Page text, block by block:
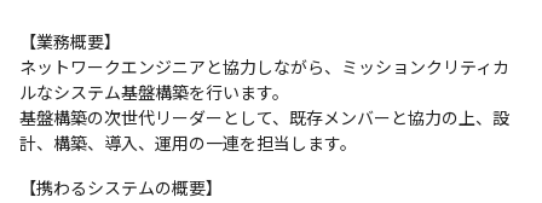
【業務概要】
ネットワークエンジニアと協力しながら、ミッションクリティカ
ルなシステム基盤構築を行います。
基盤構築の次世代リーダーとして、既存メンバーと協力の上、設
計、構築、導入、運用の一連を担当します。
【携わるシステムの概要】